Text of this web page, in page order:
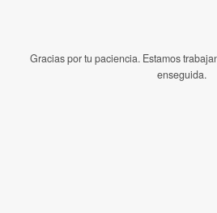
Gracias por tu paciencia. Estamos
enseguida.